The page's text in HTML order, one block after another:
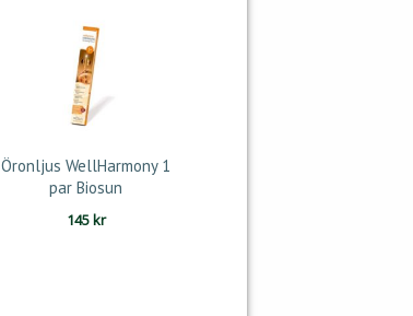
Öronljus WellHarmony 1
par Biosun
145kr